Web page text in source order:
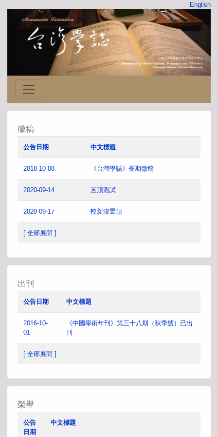
English
徵稿
公告日期 中文標題
2018-10-08 《台灣學誌》長期徵稿
2020-09-14 置頂測試
2020-09-17 較新沒置頂
[ 全部展開 ]
出刊
公告日期 中文標題
2016-10-
01
《中國學術年刊》第三十八期（秋季號）已出
刊
[ 全部展開 ]
榮譽
公告
日期
中文標題